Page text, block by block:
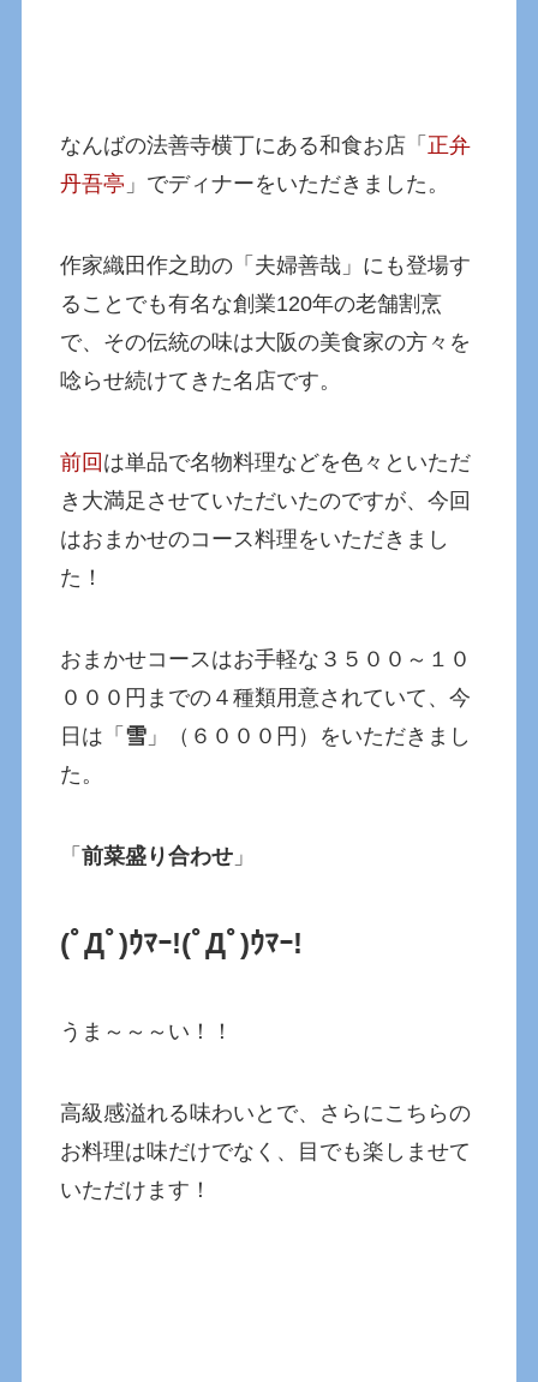
なんばの法善寺横丁にある和食お店「 正弁
丹吾亭 」でディナーをいただきました。
作家織田作之助の「夫婦善哉」にも登場す
ることでも有名な創業120年の老舗割烹
で、その伝統の味は大阪の美食家の方々を
唸らせ続けてきた名店です。
前回 は単品で名物料理などを色々といただ
き大満足させていただいたのですが、今回
はおまかせのコース料理をいただきまし
た！
おまかせコースはお手軽な３５００～１０
０００円までの４種類用意されていて、今
日は「 雪 」（６０００円）をいただきまし
た。
「前菜盛り合わせ 」
(ﾟДﾟ)ｳﾏｰ!(ﾟДﾟ)ｳﾏｰ!
うま～～～い！！
高級感溢れる味わいとで、さらにこちらの
お料理は味だけでなく、目でも楽しませて
いただけます！